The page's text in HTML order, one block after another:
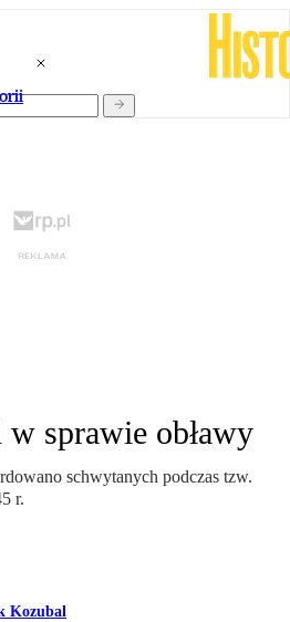
w sprawie obławy
schwytanych podczas tzw.
r.
Kozubal